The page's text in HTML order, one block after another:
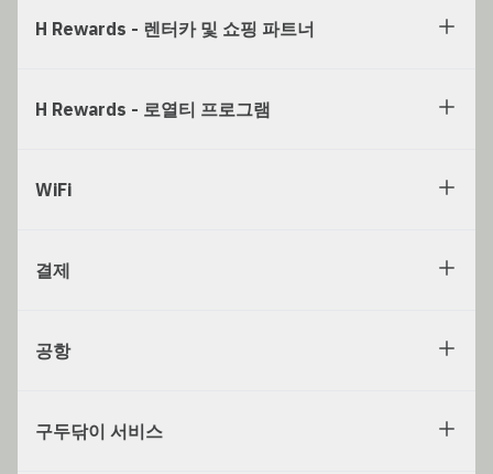
H Rewards - 렌터카 및 쇼핑 파트너
H Rewards - 로열티 프로그램
WiFi
결제
공항
구두닦이 서비스